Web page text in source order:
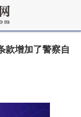
款增加了警察自